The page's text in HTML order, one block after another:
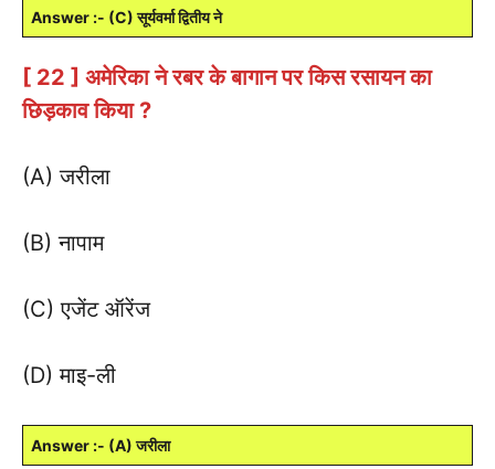
Answer :- (C) सूर्यवर्मा द्वितीय ने
[ 22 ] अमेरिका ने रबर के बागान पर किस रसायन का
छिड़काव किया ?
(A) जरीला
(B) नापाम
(C) एजेंट ऑरेंज
(D) माइ-ली
Answer :- (A) जरीला